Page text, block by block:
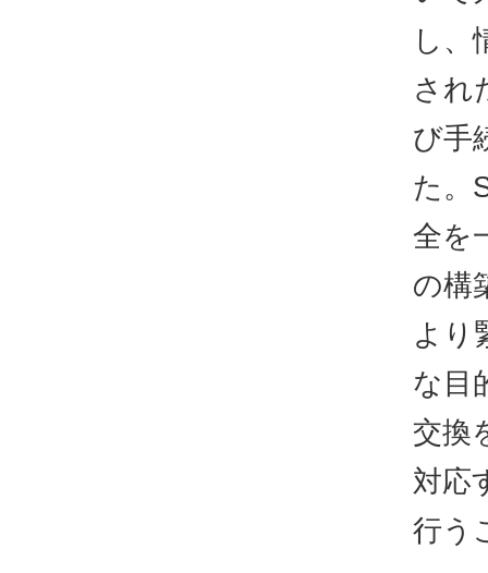
し、
され
び手
た。
全を
の構
より
な目
交換
対応
行う